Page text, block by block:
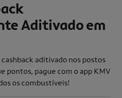
Aditivado em
aditivado nos postos
pontos, pague com o app KMV
os combustíveis!